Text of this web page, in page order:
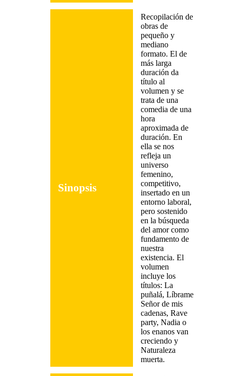
Sinopsis
Recopilación de
obras de
pequeño y
mediano
formato. El de
más larga
duración da
título al
volumen y se
trata de una
comedia de una
hora
aproximada de
duración. En
ella se nos
refleja un
universo
femenino,
competitivo,
insertado en un
entorno laboral,
pero sostenido
en la búsqueda
del amor como
fundamento de
nuestra
existencia. El
volumen
incluye los
títulos: La
puñalá, Líbrame
Señor de mis
cadenas, Rave
party, Nadia o
los enanos van
creciendo y
Naturaleza
muerta.